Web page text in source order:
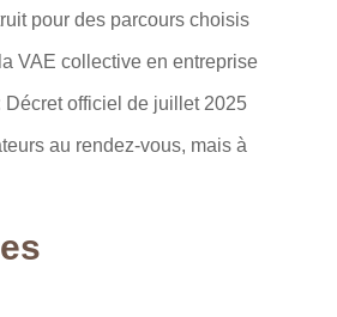
pour des parcours choisis
VAE collective en entreprise
Décret officiel de juillet 2025
au rendez-vous, mais à